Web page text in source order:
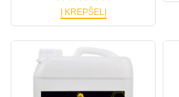
Į KREPŠELĮ